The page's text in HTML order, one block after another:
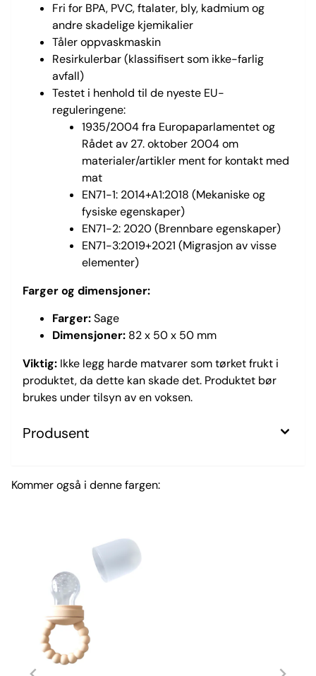
Fri for BPA, PVC, ftalater, bly, kadmium og
andre skadelige kjemikalier
Tåler oppvaskmaskin
Resirkulerbar (klassifisert som ikke-farlig
avfall)
Testet i henhold til de nyeste EU-
reguleringene:
1935/2004 fra Europaparlamentet og
Rådet av 27. oktober 2004 om
materialer/artikler ment for kontakt med
mat
EN71-1: 2014+A1:2018 (Mekaniske og
fysiske egenskaper)
EN71-2: 2020 (Brennbare egenskaper)
EN71-3:2019+2021 (Migrasjon av visse
elementer)
Farger og dimensjoner:
Farger:Sage
Dimensjoner: 82 x 50 x 50 mm
Viktig: Ikke legg harde matvarer som tørket frukt i
produktet, da dette kan skade det. Produktet bør
brukes under tilsyn av en voksen.
Produsent
Kommer også i denne fargen: